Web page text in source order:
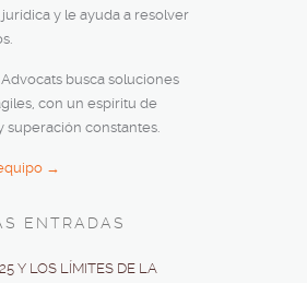
y le ayuda a resolver
busca soluciones
con un espíritu de
superación constantes.
→
ENTRADAS
Y LOS LÍMITES DE LA